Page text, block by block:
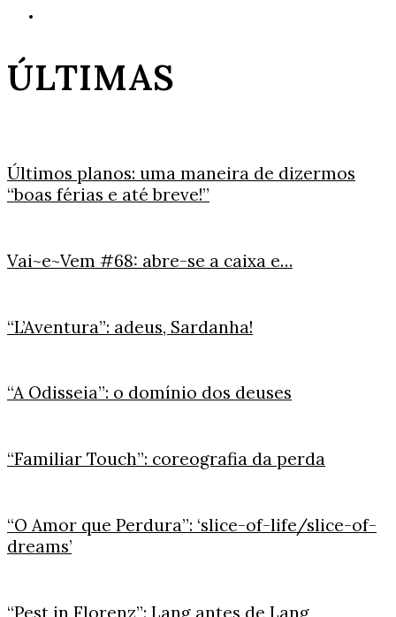
ÚLTIMAS
Últimos planos: uma maneira de dizermos
“boas férias e até breve!”
Vai~e~Vem #68: abre-se a caixa e…
“L’Aventura”: adeus, Sardanha!
“A Odisseia”: o domínio dos deuses
“Familiar Touch”: coreografia da perda
“O Amor que Perdura”: ‘slice-of-life/slice-of-
dreams’
“Pest in Florenz”: Lang antes de Lang